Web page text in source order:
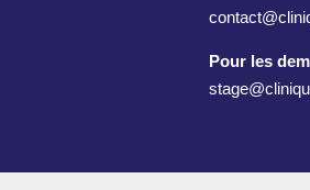
Pour les